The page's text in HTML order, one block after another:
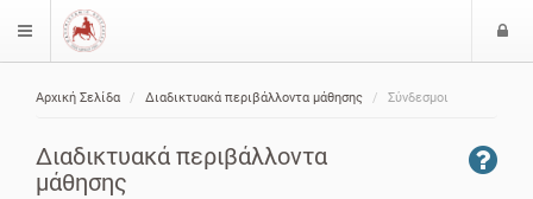
$langMenu
Αρχική Σελίδα Διαδικτυακά περιβάλλοντα μάθησης Σύνδεσμοι
Διαδικτυακά περιβάλλοντα
μάθησης